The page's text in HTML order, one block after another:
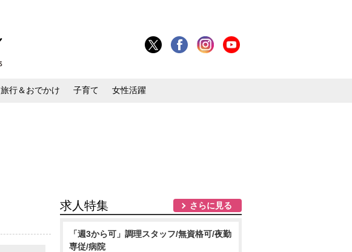
旅行＆おでかけ 子育て 女性活躍
求人特集 さらに見る
「週3から可」調理スタッフ/無資格可/夜勤
専従/病院